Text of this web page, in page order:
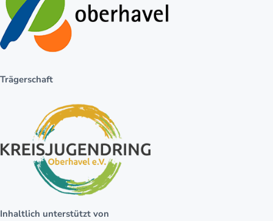
Trägerschaft
Inhaltlich unterstützt von